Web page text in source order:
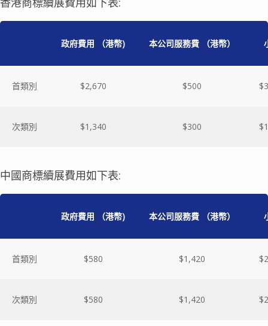
政府費用 （港幣) 本公司服務費 （港幣）
首類別 $2,670 $500
次類別 $1,340 $300
中國商標續展費用如下表:
政府費用 （港幣) 本公司服務費 （港幣）
首類別 $580 $1,420
次類別 $580 $1,420